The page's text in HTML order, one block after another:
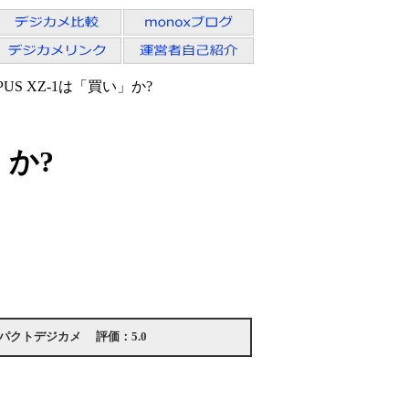
XZ-1は「買い」か?
?
クトデジカメ 評価： 5.0